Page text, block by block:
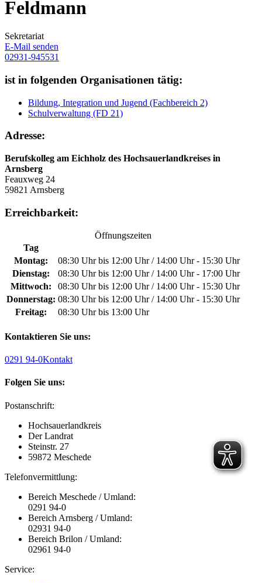
Feldmann
Sekretariat
E-Mail senden
02931-945531
ist in folgenden Organisationen tätig:
Bildung, Integration und Jugend (Fachbereich 2)
Schulverwaltung (FD 21)
Adresse:
Berufskolleg am Eichholz des Hochsauerlandkreises in
Arnsberg
Feauxweg 24
59821 Arnsberg
Erreichbarkeit:
Öffnungszeiten
Tag
Montag:
08:30 Uhr bis 12:00 Uhr / 14:00 Uhr - 15:30 Uhr
Dienstag:
08:30 Uhr bis 12:00 Uhr / 14:00 Uhr - 17:00 Uhr
Mittwoch:
08:30 Uhr bis 12:00 Uhr / 14:00 Uhr - 15:30 Uhr
Donnerstag: 08:30 Uhr bis 12:00 Uhr / 14:00 Uhr - 15:30 Uhr
Freitag:
08:30 Uhr bis 13:00 Uhr
Kontaktieren Sie uns:
0291 94-0Kontakt
Folgen Sie uns:
Postanschrift:
Hochsauerlandkreis
Der Landrat
Steinstr. 27
59872 Meschede
Telefonvermittlung:
Bereich Meschede / Umland:
0291 94-0
Bereich Arnsberg / Umland:
02931 94-0
Bereich Brilon / Umland:
02961 94-0
Service: